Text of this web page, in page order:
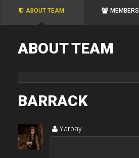
ABOUT TEAM MEMBERS
ABOUT TEAM
BARRACK
Yarbay